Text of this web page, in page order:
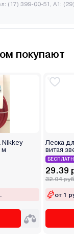
(17) 399-00-51, А1:
покупают
Nikkey
м
Леска
витая
29.39
32.04
от 1